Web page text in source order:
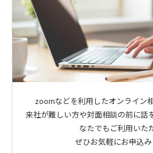
zoomなどを利用したオンライン
来社が難しい方や対面相談の前に話
なたでもご利用いた
ぜひお気軽にお申込み